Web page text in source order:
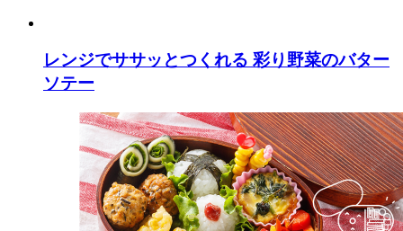
レンジでササッとつくれる 彩り野菜のバター
ソテー